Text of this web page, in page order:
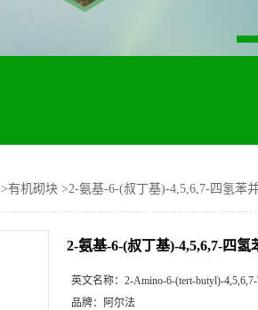
>有机砌块 >2-氨基-6-(叔丁基)-4,5,6,7-四氢苯
2-氨基-6-(叔丁基)-4,5,6,7-四
英文名称： 2-Amino-6-(tert-butyl)-
品牌：
阿尔法